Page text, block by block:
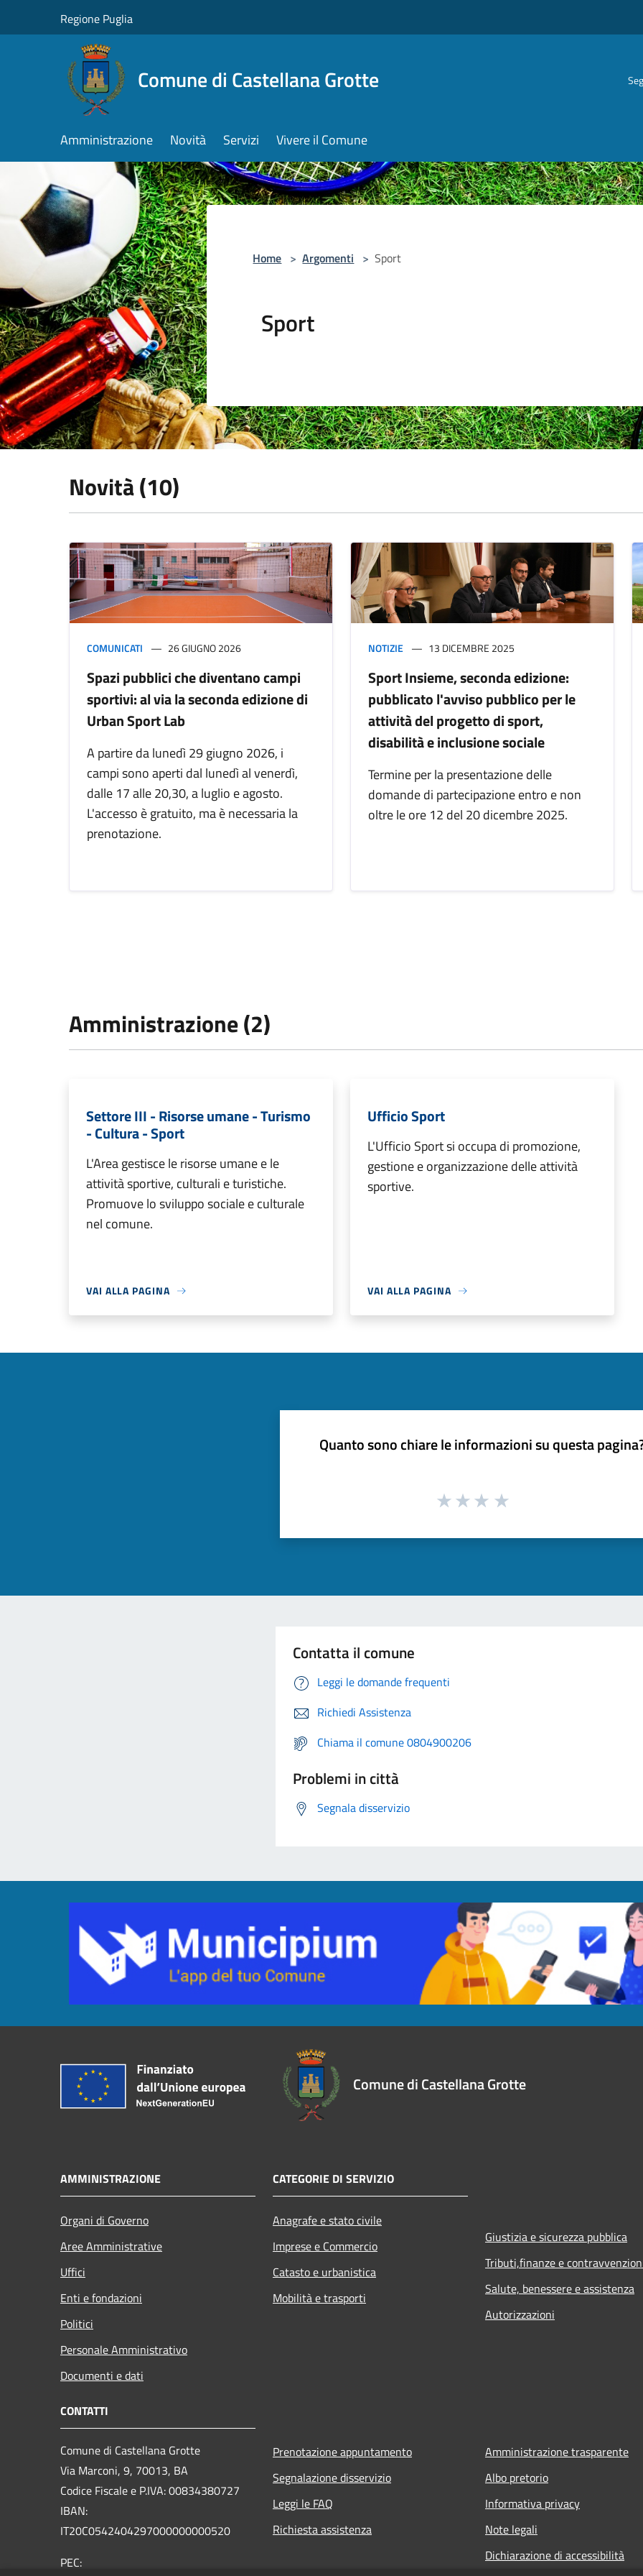
Regione Puglia
Comune di Castellana Grotte
Amministrazione Novità Servizi Vivere il Comune
Home > Argomenti > Sport
Sport
Novità (10)
COMUNICATI 26 GIUGNO 2026
Spazi pubblici che diventano campi
sportivi: al via la seconda edizione di
Urban Sport Lab
A partire da lunedì 29 giugno 2026, i
campi sono aperti dal lunedì al venerdì,
dalle 17 alle 20,30, a luglio e agosto.
L'accesso è gratuito, ma è necessaria la
prenotazione.
NOTIZIE 13 DICEMBRE 2025
Sport Insieme, seconda edizione:
pubblicato l'avviso pubblico per le
attività del progetto di sport,
disabilità e inclusione sociale
Termine per la presentazione delle
domande di partecipazione entro e non
oltre le ore 12 del 20 dicembre 2025.
Amministrazione (2)
Settore III - Risorse umane - Turismo
- Cultura - Sport
L'Area gestisce le risorse umane e le
attività sportive, culturali e turistiche.
Promuove lo sviluppo sociale e culturale
nel comune.
VAI ALLA PAGINA
Ufficio Sport
L'Ufficio Sport si occupa di promozione,
gestione e organizzazione delle attività
sportive.
VAI ALLA PAGINA
Quanto sono chiare le informazioni su questa
Contatta il comune
Leggi le domande frequenti
Richiedi Assistenza
Chiama il comune 0804900206
Problemi in città
Segnala disservizio
Comune di Castellana Grotte
AMMINISTRAZIONE
Organi di Governo
Aree Amministrative
Uffici
Enti e fondazioni
Politici
Personale Amministrativo
Documenti e dati
CATEGORIE DI SERVIZIO
Anagrafe e stato civile
Imprese e Commercio
Catasto e urbanistica
Mobilità e trasporti
Giustizia e sicurezza pubblica
Tributi,finanze e
Salute, benessere e assistenza
Autorizzazioni
CONTATTI
Comune di Castellana Grotte
Via Marconi, 9, 70013, BA
Codice Fiscale e P.IVA: 00834380727
IBAN:
IT20C0542404297000000000520
PEC:
Prenotazione appuntamento
Segnalazione disservizio
Leggi le FAQ
Richiesta assistenza
Amministrazione trasparente
Albo pretorio
Informativa privacy
Note legali
Dichiarazione di accessibilità